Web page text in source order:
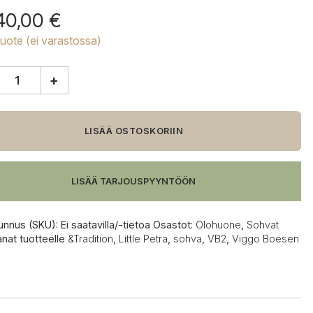
€
(ei varastossa)
+
LISÄÄ OSTOSKORIIN
LISÄÄ TARJOUSPYYNTÖÖN
(SKU): Ei saatavilla/-tietoa Osastot: Olohuone Sohvat
tuotteelle &Tradition Little Petra sohva VB2 Viggo Boesen